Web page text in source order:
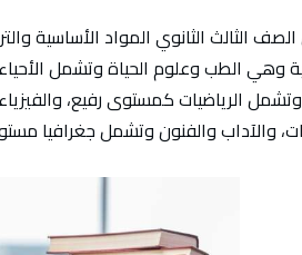
الثالث الثانوي المواد الأساسية
وهي الطب وعلوم الحياة وتشمل
الرياضيات كمستوى رفيع،
والآداب والفنون وتشمل جغرافيا